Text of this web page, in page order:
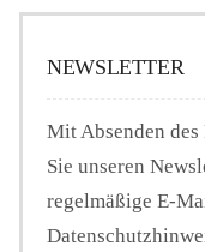
NEWSLETTER
Mit Absenden des
Sie unseren
regelmäßige E-